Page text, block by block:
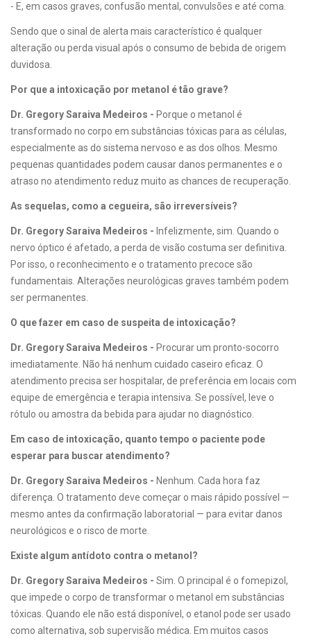
- E, em casos graves, confusão mental, convulsões e até coma.
Sendo que o sinal de alerta mais característico é qualquer
alteração ou perda visual após o consumo de bebida de origem
duvidosa.
Por que a intoxicação por metanol é tão grave?
Dr. Gregory Saraiva Medeiros - Porque o metanol é
transformado no corpo em substâncias tóxicas para as células,
especialmente as do sistema nervoso e as dos olhos. Mesmo
pequenas quantidades podem causar danos permanentes e o
atraso no atendimento reduz muito as chances de recuperação.
As sequelas, como a cegueira, são irreversíveis?
Dr. Gregory Saraiva Medeiros - Infelizmente, sim. Quando o
nervo óptico é afetado, a perda de visão costuma ser definitiva.
Por isso, o reconhecimento e o tratamento precoce são
fundamentais. Alterações neurológicas graves também podem
ser permanentes.
O que fazer em caso de suspeita de intoxicação?
Dr. Gregory Saraiva Medeiros - Procurar um pronto-socorro
imediatamente. Não há nenhum cuidado caseiro eficaz. O
atendimento precisa ser hospitalar, de preferência em locais com
equipe de emergência e terapia intensiva. Se possível, leve o
rótulo ou amostra da bebida para ajudar no diagnóstico.
Em caso de intoxicação, quanto tempo o paciente pode
esperar para buscar atendimento?
Dr. Gregory Saraiva Medeiros - Nenhum. Cada hora faz
diferença. O tratamento deve começar o mais rápido possível —
mesmo antes da confirmação laboratorial — para evitar danos
neurológicos e o risco de morte.
Existe algum antídoto contra o metanol?
Dr. Gregory Saraiva Medeiros - Sim. O principal é o fomepizol,
que impede o corpo de transformar o metanol em substâncias
tóxicas. Quando ele não está disponível, o etanol pode ser usado
como alternativa, sob supervisão médica. Em muitos casos